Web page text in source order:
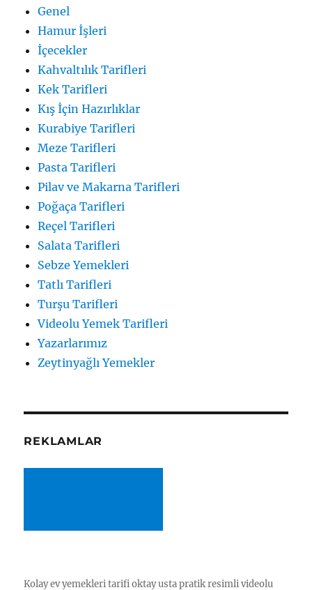
Genel
Hamur İşleri
İçecekler
Kahvaltılık Tarifleri
Kek Tarifleri
Kış İçin Hazırlıklar
Kurabiye Tarifleri
Meze Tarifleri
Pasta Tarifleri
Pilav ve Makarna Tarifleri
Poğaça Tarifleri
Reçel Tarifleri
Salata Tarifleri
Sebze Yemekleri
Tatlı Tarifleri
Turşu Tarifleri
Videolu Yemek Tarifleri
Yazarlarımız
Zeytinyağlı Yemekler
REKLAMLAR
Kolay ev yemekleri tarifi oktay usta pratik resimli videolu